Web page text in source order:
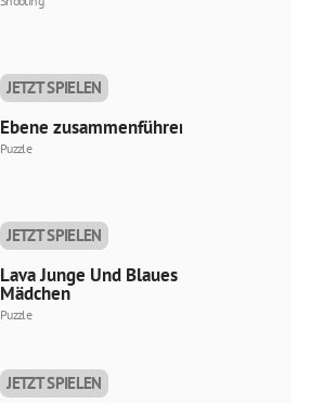
JETZT SPIELEN
Ebene zusammenführen
Puzzle
JETZT SPIELEN
Lava Junge Und Blaues
Mädchen
Puzzle
JETZT SPIELEN